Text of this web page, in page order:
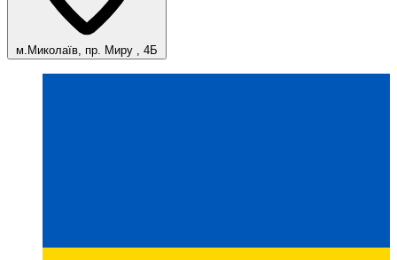
м.Миколаїв, пр. Миру , 4Б